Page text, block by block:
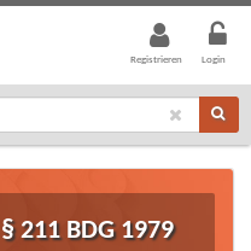
Registrieren Login
IST ALLE
211 BDG 1979